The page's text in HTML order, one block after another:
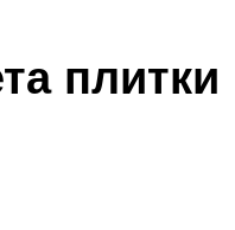
плитки